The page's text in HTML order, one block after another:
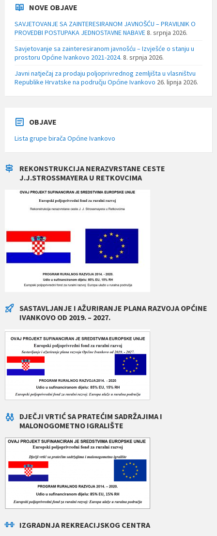
NOVE OBJAVE
SAVJETOVANJE SA ZAINTERESIRANOM JAVNOŠĆU – PRAVILNIK O
PROVEDBI POSTUPAKA JEDNOSTAVNE NABAVE8. srpnja 2026.
Savjetovanje sa zainteresiranom javnošću – Izvješće o stanju u
prostoru Općine Ivankovo 2021-2024. 8. srpnja 2026.
Javni natječaj za prodaju poljoprivrednog zemljišta u vlasništvu
Republike Hrvatske na području Općine Ivankovo 26. lipnja 2026.
OBJAVE
Lista grupe birača Općine Ivankovo
REKONSTRUKCIJA NERAZVRSTANE CESTE
J.J.STROSSMAYERA U RETKOVCIMA
SASTAVLJANJE I AŽURIRANJE PLANA RAZVOJA OPĆINE
IVANKOVO OD 2019. – 2027.
DJEČJI VRTIĆ SA PRATEĆIM SADRŽAJIMA I
MALONOGOMETNO IGRALIŠTE
IZGRADNJA REKREACIJSKOG CENTRA